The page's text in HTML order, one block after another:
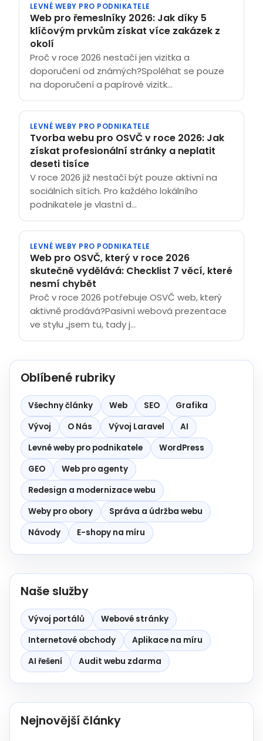
LEVNÉ WEBY PRO PODNIKATELE
Web pro řemeslníky 2026: Jak díky 5
klíčovým prvkům získat více zakázek z
okolí
Proč v roce 2026 nestačí jen vizitka a
doporučení od známých?Spoléhat se pouze
na doporučení a papírové vizitk...
LEVNÉ WEBY PRO PODNIKATELE
Tvorba webu pro OSVČ v roce 2026: Jak
získat profesionální stránky a neplatit
deseti tisíce
V roce 2026 již nestačí být pouze aktivní na
sociálních sítích. Pro každého lokálního
podnikatele je vlastní d...
LEVNÉ WEBY PRO PODNIKATELE
Web pro OSVČ, který v roce 2026
skutečně vydělává: Checklist 7 věcí, které
nesmí chybět
Proč v roce 2026 potřebuje OSVČ web, který
aktivně prodává?Pasivní webová prezentace
ve stylu „jsem tu, tady j...
Oblíbené rubriky
Všechny články Web SEO
Grafika
Vývoj
O Nás Vývoj Laravel
AI
Levné weby pro podnikatele
WordPress
GEO
Web pro agenty
Redesign a modernizace webu
Weby pro obory
Správa a údržba webu
Návody
E-shopy na míru
Naše služby
Vývoj portálů
Webové stránky
Internetové obchody
Aplikace na míru
AI řešení
Audit webu zdarma
Nejnovější články